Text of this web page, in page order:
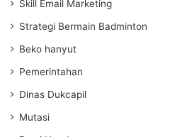
Skill Email Marketing
Strategi Bermain Badminton
Beko hanyut
Pemerintahan
Dinas Dukcapil
Mutasi